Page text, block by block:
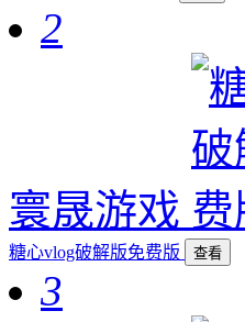
2
寰晟游戏
糖心vlog破解版免费版 查看
3